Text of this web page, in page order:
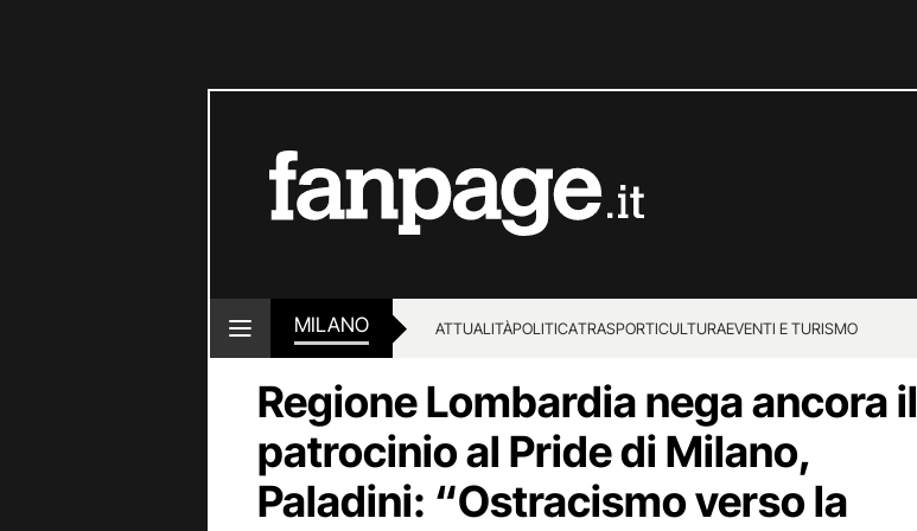
MILANO ATTUALITÀPOLITICATRASPORTICULTURAEVENTI E TURISMO
Regione Lombardia nega ancora il
patrocinio al Pride di Milano,
Paladini: “Ostracismo verso la